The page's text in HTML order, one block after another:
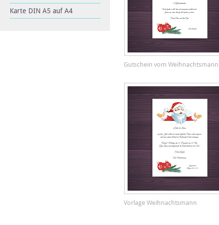
Karte DIN A5 auf A4
Gutschein vom Weihnachtsmann
Vorlage Weihnachtsmann